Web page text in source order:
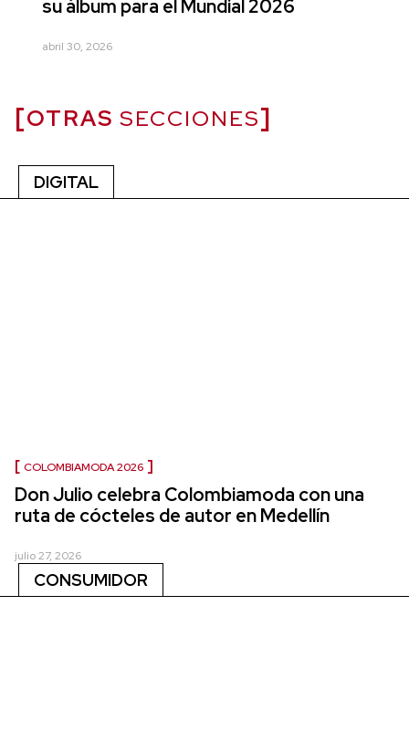
su álbum para el Mundial 2026
abril 30, 2026
OTRAS SECCIONES
DIGITAL
COLOMBIAMODA 2026
Don Julio celebra Colombiamoda con una
ruta de cócteles de autor en Medellín
julio 27, 2026
CONSUMIDOR